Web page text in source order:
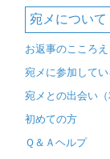
宛メについて
お返事のこころえ
宛メに参加してい
宛メとの出会い（
初めての方
Ｑ＆Ａヘルプ